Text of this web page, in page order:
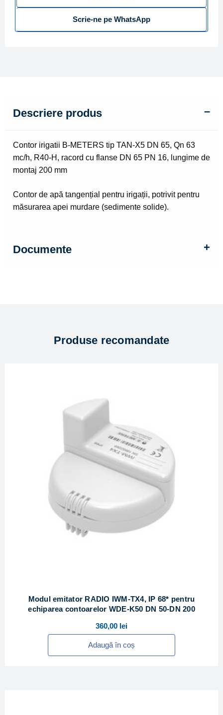
X5
65,
Scrie-ne pe WhatsApp
Descriere produs
Contor irigatii B-METERS tip TAN-X5 DN 65, Qn 63
mc/h, R40-H, racord cu flanse DN 65 PN 16, lungime de
montaj 200 mm
Contor de apă tangențial pentru irigații, potrivit pentru
măsurarea apei murdare (sedimente solide).
Documente
Produse recomandate
Modul emitator RADIO IWM-TX4, IP 68* pentru
echiparea contoarelor WDE-K50 DN 50-DN 200
360,00 lei
Adaugă în coș